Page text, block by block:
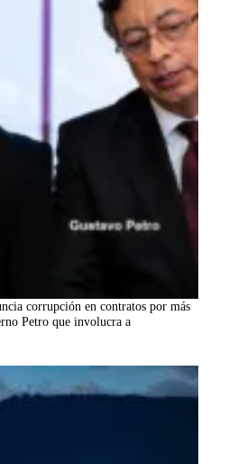
corrupción en contratos por más
Petro que involucra a